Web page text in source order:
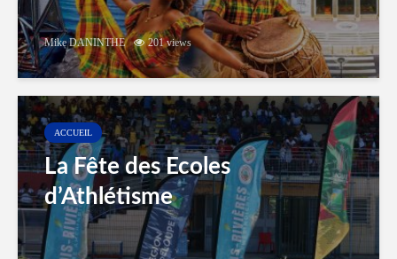
Mike DANINTHE 201 views
ACCUEIL
La Fête des Ecoles
d’Athlétisme